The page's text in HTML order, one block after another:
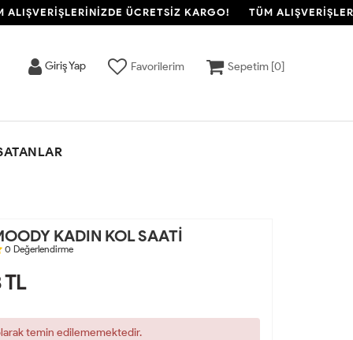
ÜCRETSİZ KARGO! TÜM
Giriş Yap Favorilerim Sepetim [0]
KADIN KOL SAATİ
0 Değerlendirme
TL
temin edilememektedir.